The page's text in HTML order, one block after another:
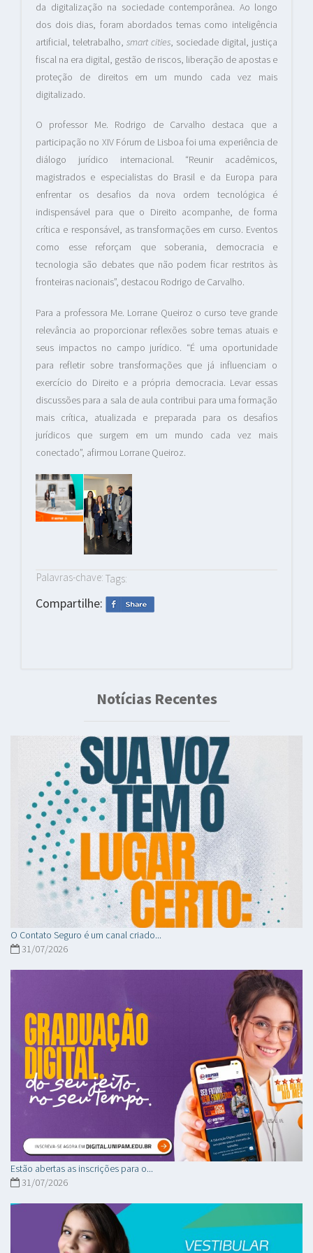
da digitalização na sociedade contemporânea. Ao longo
dos dois dias, foram abordados temas como inteligência
artificial, teletrabalho, smart cities, sociedade digital, justiça
fiscal na era digital, gestão de riscos, liberação de apostas e
proteção de direitos em um mundo cada vez mais
digitalizado.
O professor Me. Rodrigo de Carvalho destaca que a
participação no XIV Fórum de Lisboa foi uma experiência de
diálogo jurídico internacional. “Reunir acadêmicos,
magistrados e especialistas do Brasil e da Europa para
enfrentar os desafios da nova ordem tecnológica é
indispensável para que o Direito acompanhe, de forma
crítica e responsável, as transformações em curso. Eventos
como esse reforçam que soberania, democracia e
tecnologia são debates que não podem ficar restritos às
fronteiras nacionais”, destacou Rodrigo de Carvalho.
Para a professora Me. Lorrane Queiroz o curso teve grande
relevância ao proporcionar reflexões sobre temas atuais e
seus impactos no campo jurídico. “É uma oportunidade
para refletir sobre transformações que já influenciam o
exercício do Direito e a própria democracia. Levar essas
discussões para a sala de aula contribui para uma formação
mais crítica, atualizada e preparada para os desafios
jurídicos que surgem em um mundo cada vez mais
conectado”, afirmou Lorrane Queiroz.
Palavras-chave: Tags:
Compartilhe:
Notícias Recentes
O Contato Seguro é um canal criado...
31/07/2026
Estão abertas as inscrições para o...
31/07/2026